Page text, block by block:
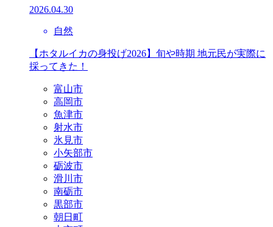
2026.04.30
自然
【ホタルイカの身投げ2026】旬や時期 地元民が実際に
採ってきた！
富山市
高岡市
魚津市
射水市
氷見市
小矢部市
砺波市
滑川市
南砺市
黒部市
朝日町